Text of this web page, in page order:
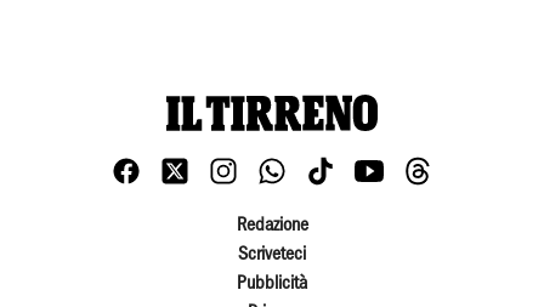
Redazione
Scriveteci
Pubblicità